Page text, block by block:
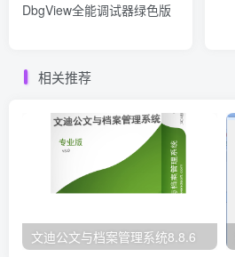
DbgView全能调试器绿色版
相关推荐
文迪公文与档案管理系统8.8.6